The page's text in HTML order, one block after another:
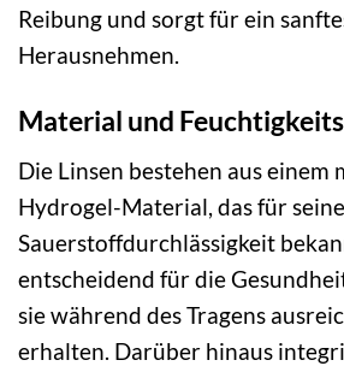
Reibung und sorgt für ein
Herausnehmen.
Material und
Die Linsen bestehen aus einem
Hydrogel-Material, das für
Sauerstoffdurchlässigkeit
entscheidend für die
sie während des Tragens
erhalten. Darüber hinaus